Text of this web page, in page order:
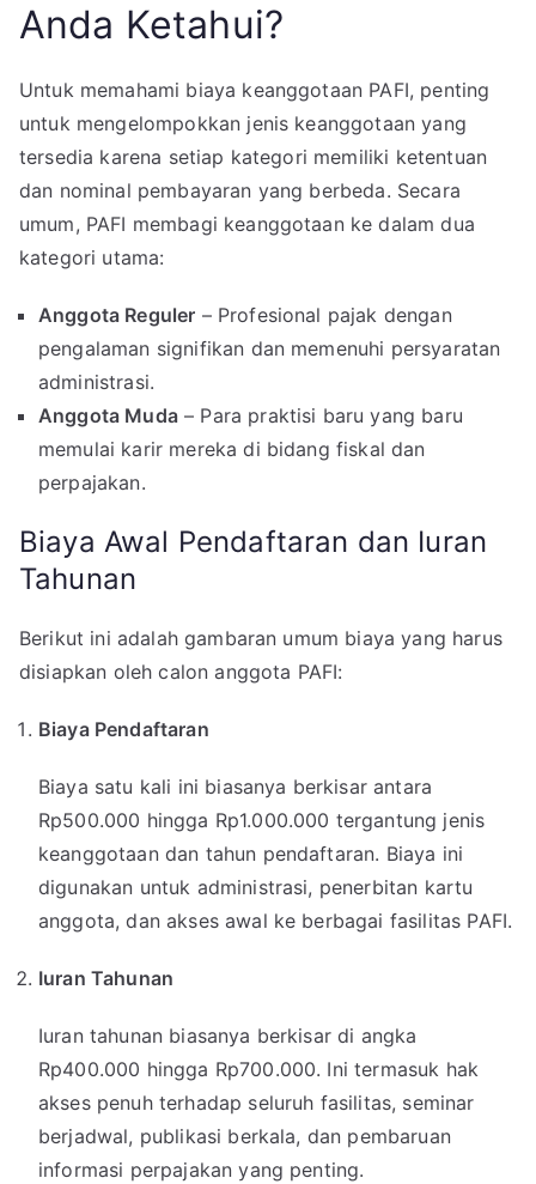
Anda Ketahui?
Untuk memahami biaya keanggotaan PAFI, penting
untuk mengelompokkan jenis keanggotaan yang
tersedia karena setiap kategori memiliki ketentuan
dan nominal pembayaran yang berbeda. Secara
umum, PAFI membagi keanggotaan ke dalam dua
kategori utama:
Anggota Reguler – Profesional pajak dengan
pengalaman signifikan dan memenuhi persyaratan
administrasi.
Anggota Muda– Para praktisi baru yang baru
memulai karir mereka di bidang fiskal dan
perpajakan.
Biaya Awal Pendaftaran dan Iuran
Tahunan
Berikut ini adalah gambaran umum biaya yang harus
disiapkan oleh calon anggota PAFI:
Biaya Pendaftaran
Biaya satu kali ini biasanya berkisar antara
Rp500.000 hingga Rp1.000.000 tergantung jenis
keanggotaan dan tahun pendaftaran. Biaya ini
digunakan untuk administrasi, penerbitan kartu
anggota, dan akses awal ke berbagai fasilitas PAFI.
Iuran Tahunan
Iuran tahunan biasanya berkisar di angka
Rp400.000 hingga Rp700.000. Ini termasuk hak
akses penuh terhadap seluruh fasilitas, seminar
berjadwal, publikasi berkala, dan pembaruan
informasi perpajakan yang penting.